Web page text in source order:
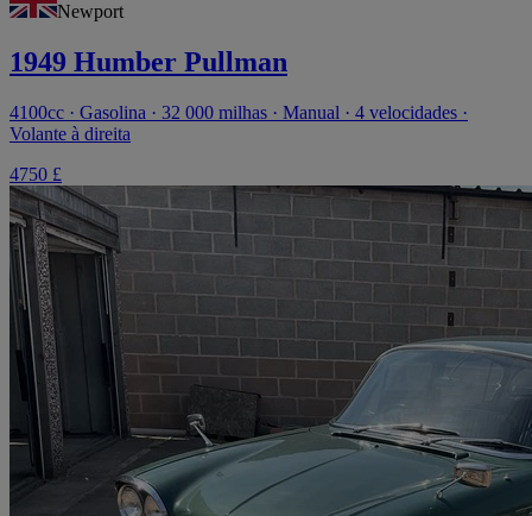
Newport
1949 Humber Pullman
4100cc · Gasolina · 32 000 milhas · Manual · 4 velocidades ·
Volante à direita
4750 £